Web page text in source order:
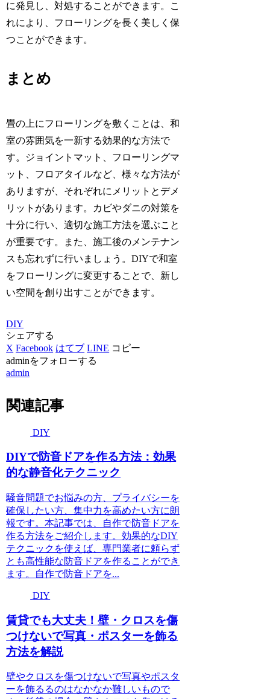
に発見し、対処することができます。こ
れにより、フローリングを長く美しく保
つことができます。
まとめ
畳の上にフローリングを敷くことは、和
室の雰囲気を一新する効果的な方法で
す。ジョイントマット、フローリングマ
ット、フロアタイルなど、様々な方法が
ありますが、それぞれにメリットとデメ
リットがあります。カビやダニの対策を
十分に行い、適切な施工方法を選ぶこと
が重要です。また、施工後のメンテナン
スも忘れずに行いましょう。DIYで和室
をフローリングに変更することで、新し
い空間を創り出すことができます。
DIY
シェアする
X Facebook はてブ LINE コピー
adminをフォローする
admin
関連記事
DIY
DIYで防音ドアを作る方法：効果
的な静音化テクニック
騒音問題でお悩みの方、プライバシーを
確保したい方、集中力を高めたい方に朗
報です。本記事では、自作で防音ドアを
作る方法をご紹介します。効果的なDIY
テクニックを使えば、専門業者に頼らず
とも高性能な防音ドアを作ることができ
ます。自作で防音ドアを...
DIY
賃貸でも大丈夫！壁・クロスを傷
つけないで写真・ポスターを飾る
方法を解説
壁やクロスを傷つけないで写真やポスタ
ーを飾るるのはなかなか難しいもので